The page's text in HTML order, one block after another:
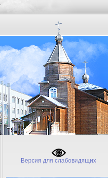
Версия для слабовидящих